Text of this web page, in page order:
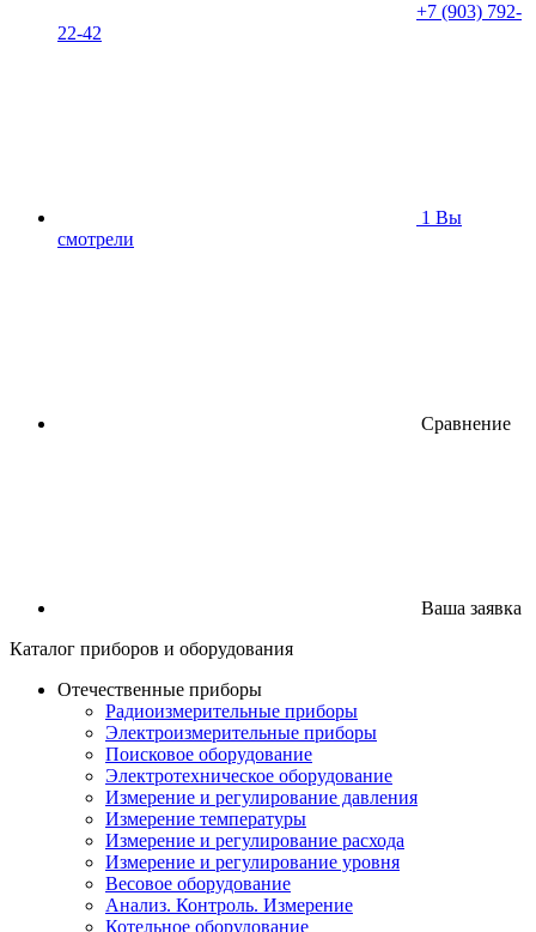
+7 (903) 792-
22-42
1 Вы
смотрели
Сравнение
Ваша заявка
Каталог приборов и оборудования
Отечественные приборы
Радиоизмерительные приборы
Электроизмерительные приборы
Поисковое оборудование
Электротехническое оборудование
Измерение и регулирование давления
Измерение температуры
Измерение и регулирование расхода
Измерение и регулирование уровня
Весовое оборудование
Анализ. Контроль. Измерение
Котельное оборудование